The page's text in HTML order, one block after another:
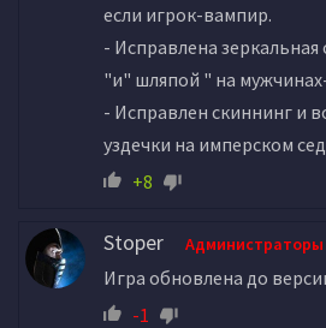
если игрок-вампир.
- Исправлена
"и" шляпой " на
- Исправлен скиннинг и
уздечки на имперском
+8
Stoper Администраторы
Игра обновлена до
-1